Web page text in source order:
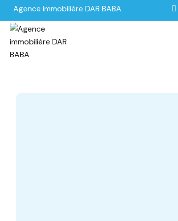
Agence immobilière DAR BABA